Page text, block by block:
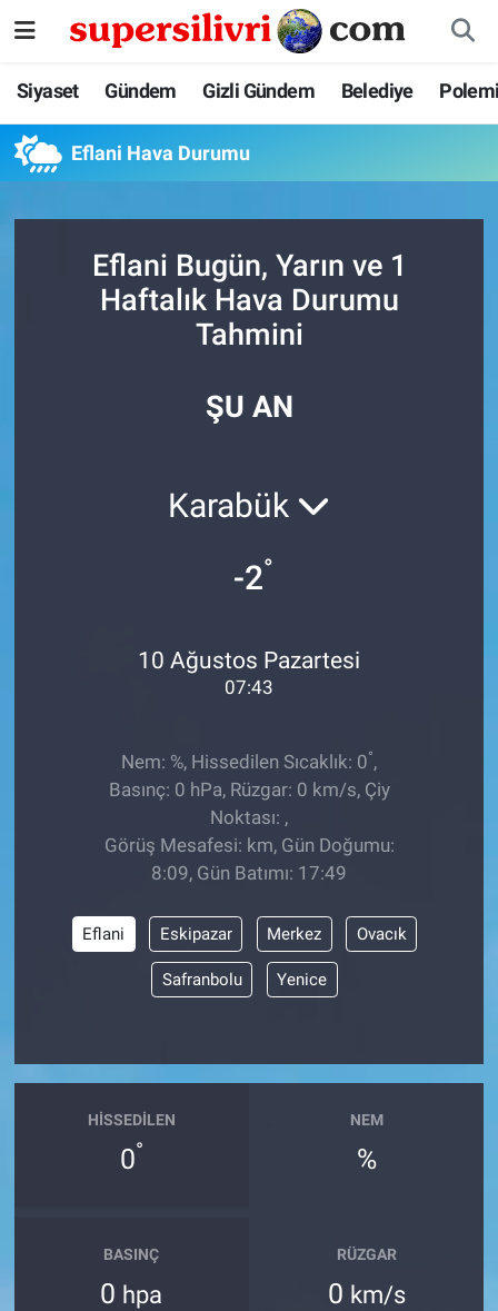
Siyaset Gündem Gizli Gündem Belediye
Eflani Hava Durumu
Eflani Bugün, Yarın ve 1
Haftalık Hava Durumu
Tahmini
ŞU AN
Karabük
-2°
10 Ağustos Pazartesi
07:43
Nem: %, Hissedilen Sıcaklık: 0°,
Basınç: 0 hPa, Rüzgar: 0 km/s, Çiy
Noktası: ,
Görüş Mesafesi: km, Gün Doğumu:
8:09, Gün Batımı: 17:49
Eflani Eskipazar Merkez Ovacık
Safranbolu Yenice
HISSEDILEN
0°
NEM
%
BASINÇ
0 hpa
RÜZGAR
0 km/s
Siyaset
Gündem
Belediye
Polemik
İstanbul Nöbetçi Eczaneler
İstanbul Hava Durumu
İstanbul Trafik Yoğunluk Haritası
Süper Lig Puan Durumu ve Fikstür
Son Dakika Haberleri